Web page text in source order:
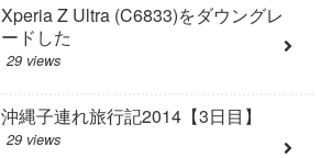
Xperia Z Ultra (C6833)をダウングレ
ードした
29 views
沖縄子連れ旅行記2014【3日目】
29 views